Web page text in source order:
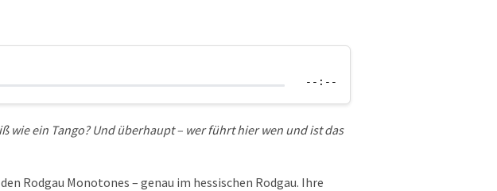
--:--
wie ein Tango? Und überhaupt – wer führt hier wen und ist das
Rodgau Monotones – genau im hessischen Rodgau. Ihre